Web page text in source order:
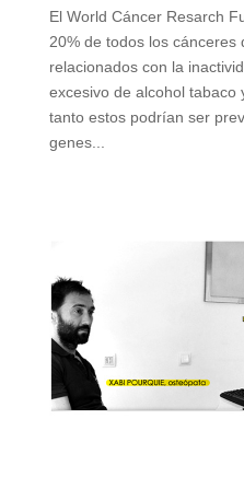
El World Cáncer Resarch
20% de todos los cánceres
relacionados con la
excesivo de alcohol tabaco
tanto estos podrían ser
genes...